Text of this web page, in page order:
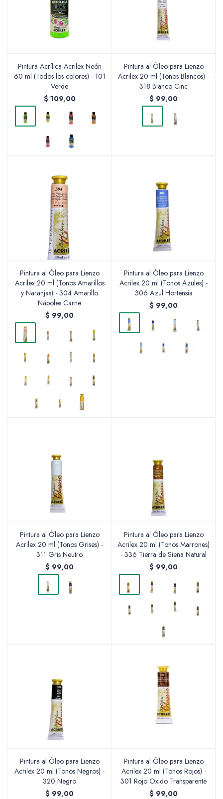
Pintura Acrílica Acrilex Neón
60 ml (Todos los colores) - 101
Verde
$ 109,00
Pintura al Óleo para Lienzo
Acrilex 20 ml (Tonos Blancos) -
318 Blanco Cinc
$ 99,00
Pintura al Óleo para Lienzo
Acrilex 20 ml (Tonos Amarillos
y Naranjas) - 304 Amarillo
Nápoles Carne
$ 99,00
Pintura al Óleo para Lienzo
Acrilex 20 ml (Tonos Azules) -
306 Azul Hortensia
$ 99,00
Pintura al Óleo para Lienzo
Acrilex 20 ml (Tonos Grises) -
311 Gris Neutro
$ 99,00
Pintura al Óleo para Lienzo
Acrilex 20 ml (Tonos Marrones)
- 336 Tierra de Siena Natural
$ 99,00
Pintura al Óleo para Lienzo
Acrilex 20 ml (Tonos Negros) -
320 Negro
$ 99,00
Pintura al Óleo para Lienzo
Acrilex 20 ml (Tonos Rojos) -
301 Rojo Oxido Transparente
$ 99,00